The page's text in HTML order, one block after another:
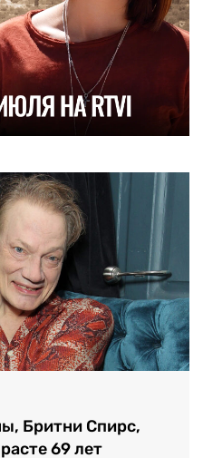
Бритни Спирс,
69 лет